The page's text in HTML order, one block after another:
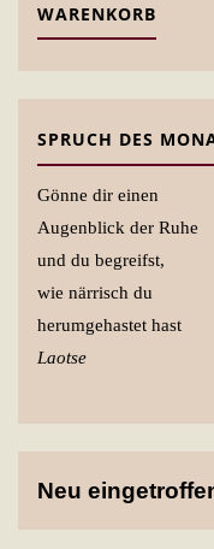
WARENKORB
SPRUCH DES
Gönne dir einen
Augenblick der Ruhe
und du begreifst,
wie närrisch du
herumgehastet hast
Laotse
Neu